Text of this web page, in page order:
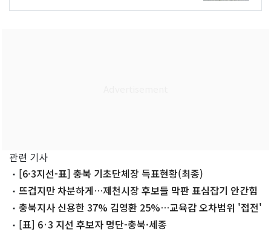
관련 기사
[6·3지선-표] 충북 기초단체장 득표현황(최종)
뜨겁지만 차분하게…제천시장 후보들 막판 표심잡기 안간힘
충북지사 신용한 37% 김영환 25%…교육감 오차범위 '접전'
[표] 6·3 지선 후보자 명단-충북·세종